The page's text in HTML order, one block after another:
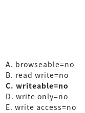
A. browseable=no
B. read write=no
C. writeable=no
D. write only=no
E. write access=no